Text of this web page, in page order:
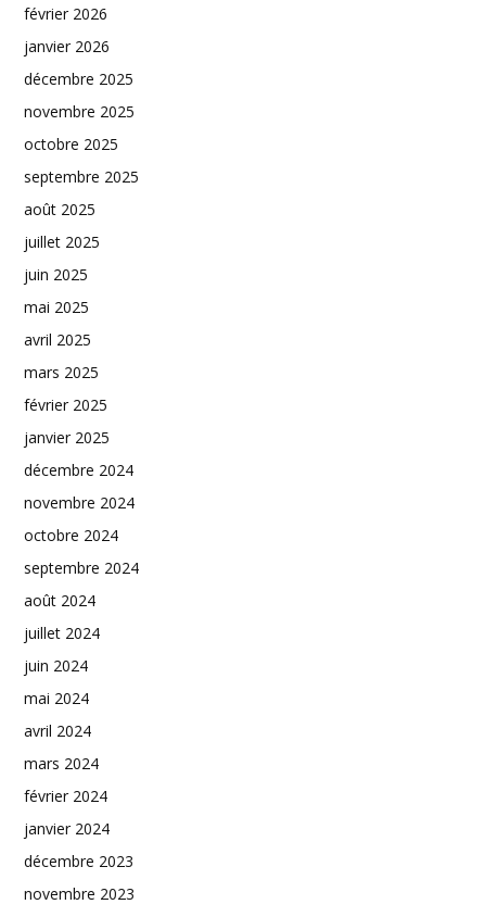
février 2026
janvier 2026
décembre 2025
novembre 2025
octobre 2025
septembre 2025
août 2025
juillet 2025
juin 2025
mai 2025
avril 2025
mars 2025
février 2025
janvier 2025
décembre 2024
novembre 2024
octobre 2024
septembre 2024
août 2024
juillet 2024
juin 2024
mai 2024
avril 2024
mars 2024
février 2024
janvier 2024
décembre 2023
novembre 2023